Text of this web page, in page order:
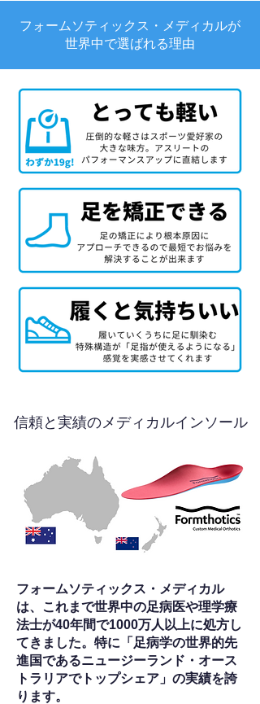
フォームソティックス・メディカルが
世界中で選ばれる理由
信頼と実績のメディカルインソール
フォームソティックス・メディカル
は、これまで世界中の足病医や理学療
法士が40年間で1000万人以上に処方し
てきました。特に「足病学の世界的先
進国であるニュージーランド・オース
トラリアでトップシェア」の実績を誇
ります。